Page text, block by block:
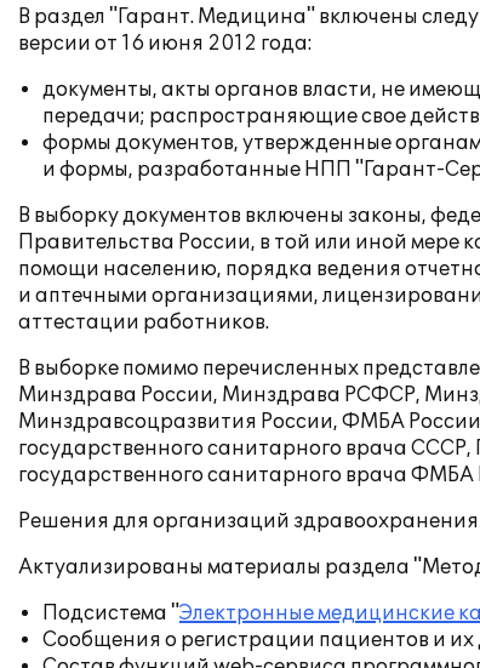
В раздел "Гарант. Медицина" включены
версии от 16 июня 2012 года:
документы, акты органов власти, не
передачи; распространяющие свое
формы документов, утвержденные
и формы, разработанные НПП "Гарант-
В выборку документов включены законы,
Правительства России, в той или иной
помощи населению, порядка ведения
и аптечными организациями,
аттестации работников.
В выборке помимо перечисленных
Минздрава России, Минздрава РСФСР,
Минздравсоцразвития России, ФМБА
государственного санитарного врача СССР,
государственного санитарного врача
Решения для организаций
Актуализированы материалы раздела
Подсистема "Электронные медицинские
Сообщения о регистрации пациентов и их